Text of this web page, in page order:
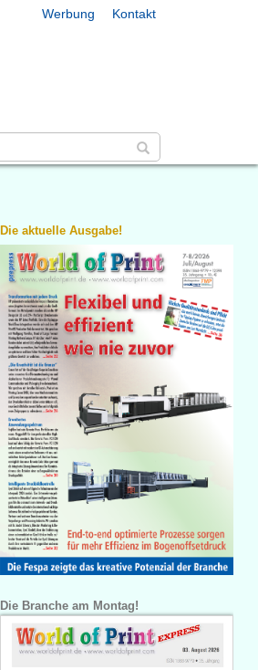
Werbung Kontakt
Die aktuelle Ausgabe!
Die Branche am Montag!